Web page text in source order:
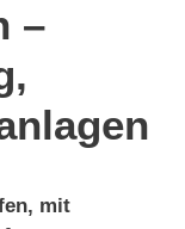
–
mit